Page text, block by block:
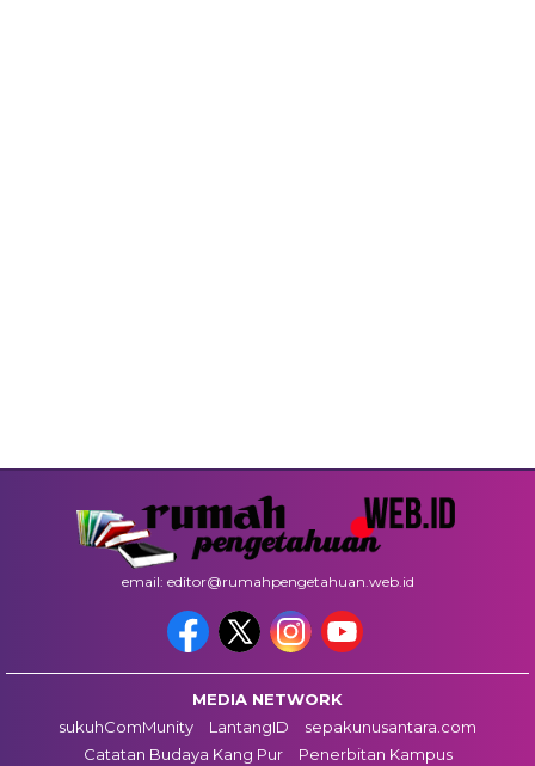
email: editor@rumahpengetahuan.web.id
MEDIA NETWORK
sukuhComMunity
LantangID
sepakunusantara.com
Catatan Budaya Kang Pur
Penerbitan Kampus